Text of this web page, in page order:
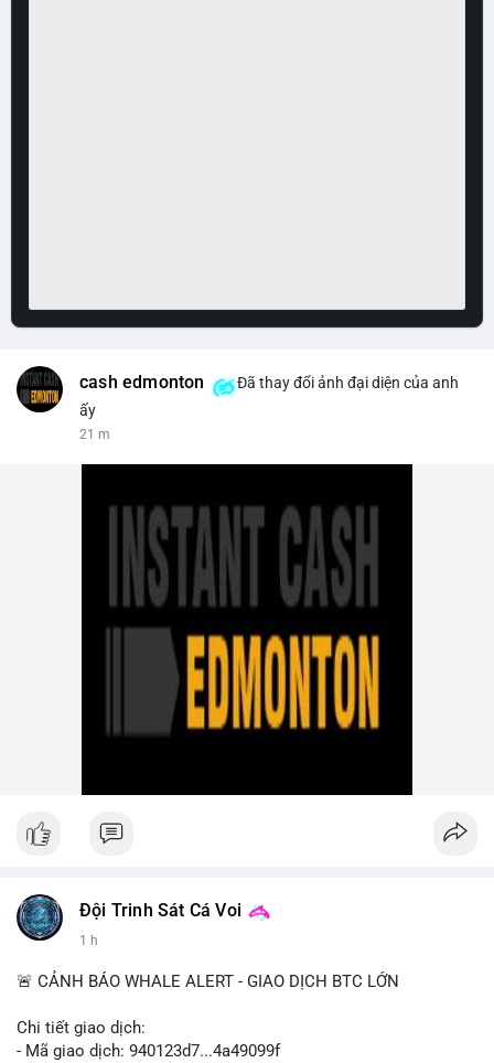
cash edmonton
Đã thay đổi ảnh đại diện của anh
ấy
21 m
Đội Trinh Sát Cá Voi
1 h
🚨 CẢNH BÁO WHALE ALERT - GIAO DỊCH BTC LỚN
Chi tiết giao dịch:
- Mã giao dịch: 940123d7...4a49099f